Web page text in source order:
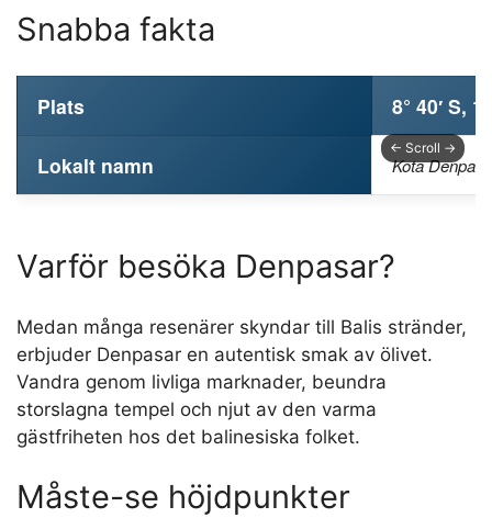
Snabba fakta
Plats 8° 40′ S,
Lokalt namn Kota
Varför besöka Denpasar?
Medan många resenärer skyndar till Balis stränder,
erbjuder Denpasar en autentisk smak av ölivet.
Vandra genom livliga marknader, beundra
storslagna tempel och njut av den varma
gästfriheten hos det balinesiska folket.
Måste-se höjdpunkter